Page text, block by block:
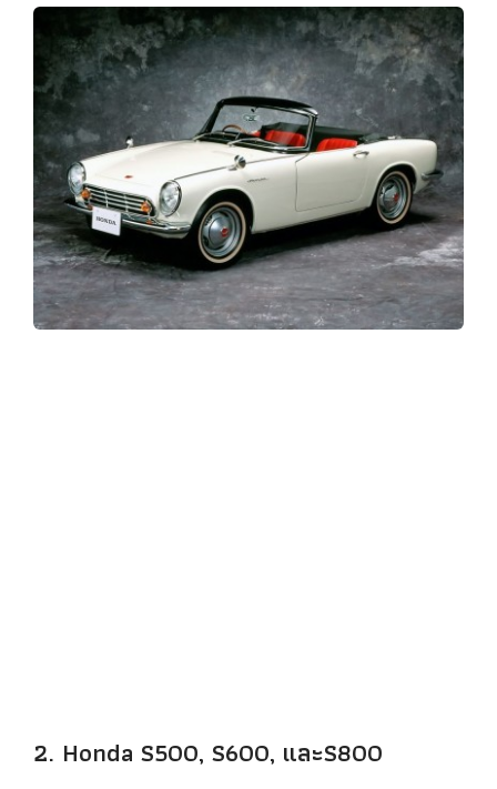
2. Honda S500, S600, และS800